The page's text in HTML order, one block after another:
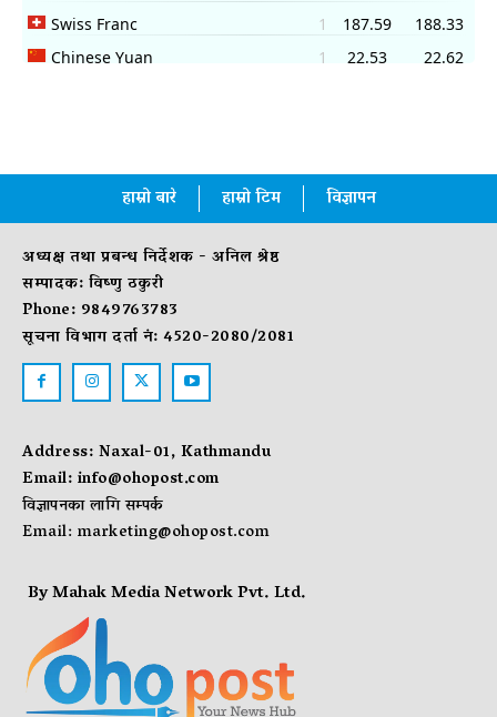
हाम्रो बारे हाम्रो टिम विज्ञापन
अध्यक्ष तथा प्रबन्ध निर्देशक - अनिल श्रेष्ठ
सम्पादक: विष्णु ठकुरी
Phone: 9849763783
सूचना विभाग दर्ता नं: 4520-2080/2081
Address: Naxal-01, Kathmandu
Email:info@ohopost.com
विज्ञापनका लागि सम्पर्क
Email:marketing@ohopost.com
By Mahak Media Network Pvt. Ltd.